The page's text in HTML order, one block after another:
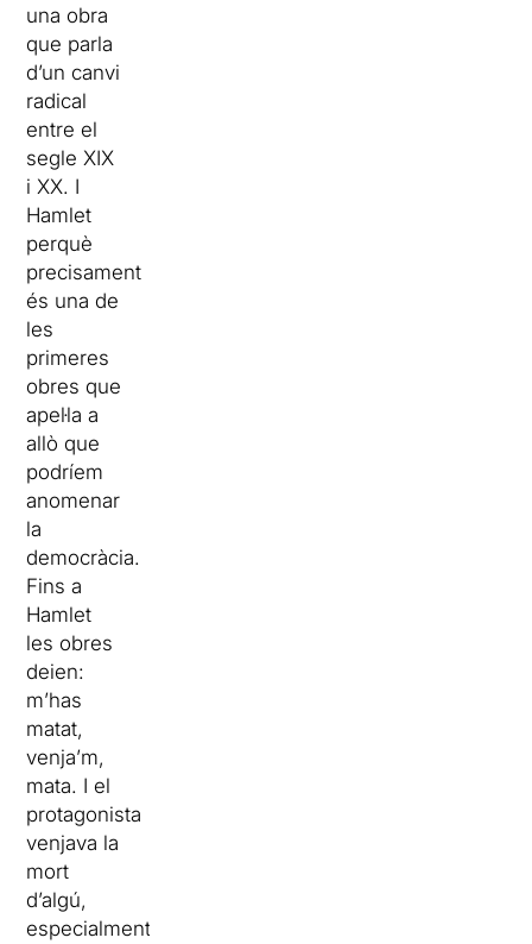
una obra
que parla
d’un canvi
radical
entre el
segle XIX
i XX. I
Hamlet
perquè
precisament
és una de
les
primeres
obres que
apel·la a
allò que
podríem
anomenar
la
democràcia.
Fins a
Hamlet
les obres
deien:
m’has
matat,
venja’m,
mata. I el
protagonista
venjava la
mort
d’algú,
especialment